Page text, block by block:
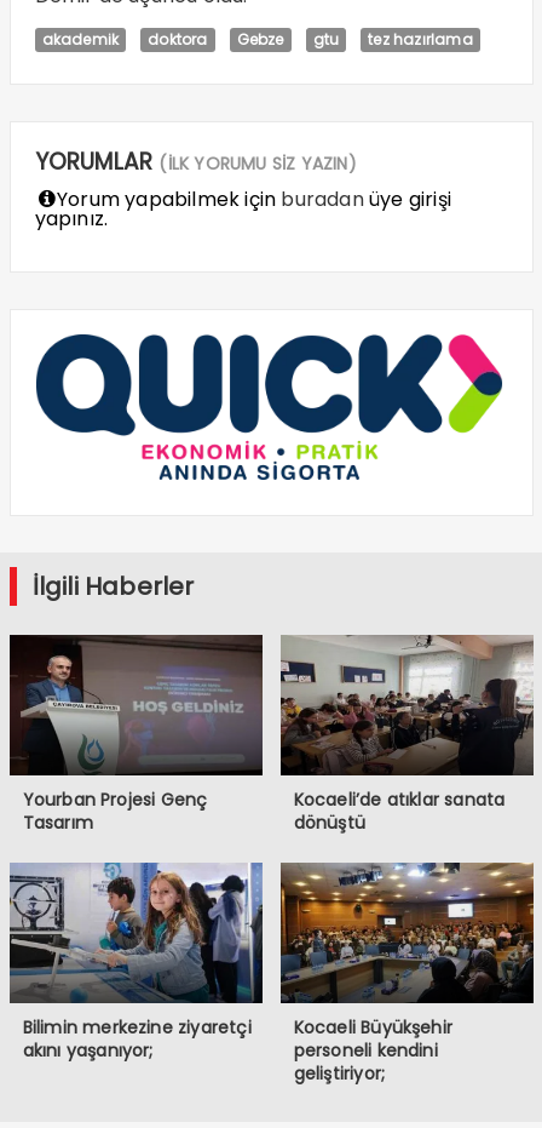
akademik doktora Gebze gtu tez hazırlama
YORUMLAR (İLK YORUMU SİZ YAZIN)
Yorum yapabilmek için buradanüye girişi
yapınız.
İlgili Haberler
Yourban Projesi Genç
Tasarım
Kocaeli’de atıklar sanata
dönüştü
Bilimin merkezine ziyaretçi
akını yaşanıyor;
Kocaeli Büyükşehir
personeli kendini
geliştiriyor;